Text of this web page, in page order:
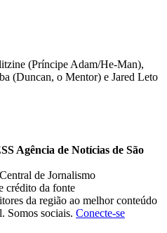
(Príncipe Adam/He-Man),
(Duncan, o Mentor) e Jared Leto
Agência de Notícias de São
de Jornalismo
crédito da fonte
da região ao melhor conteúdo
Somos sociais. Conecte-se